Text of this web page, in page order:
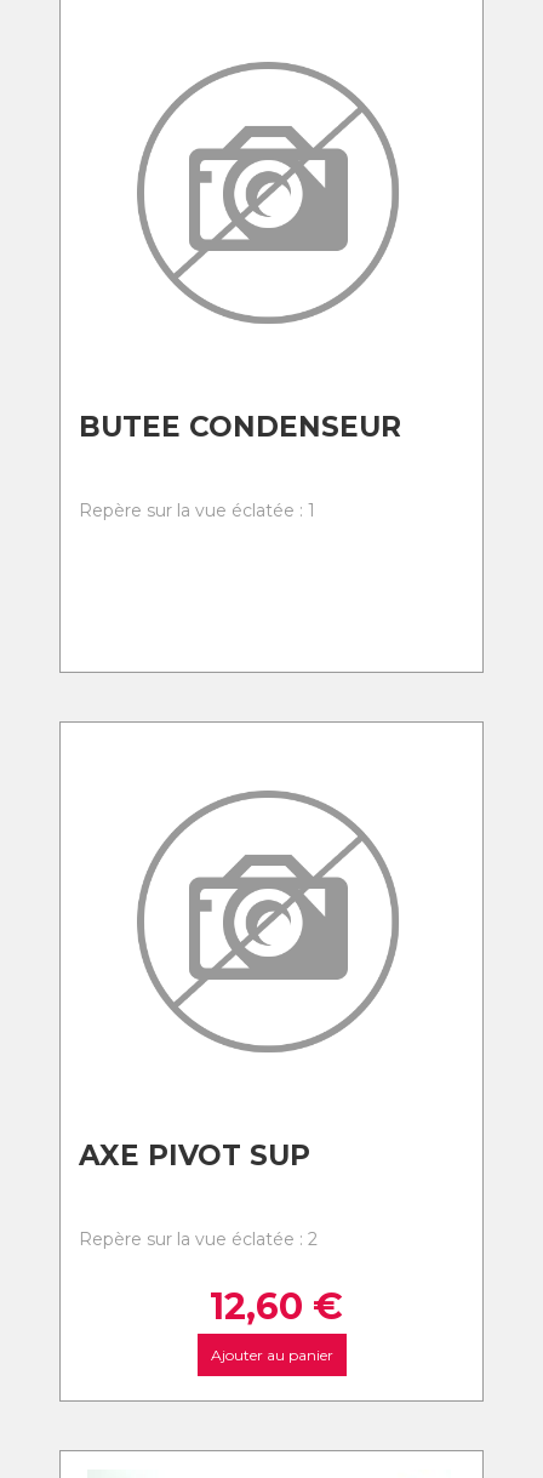
BUTEE CONDENSEUR
Repère sur la vue éclatée : 1
AXE PIVOT SUP
Repère sur la vue éclatée : 2
12,60 €
Ajouter au panier